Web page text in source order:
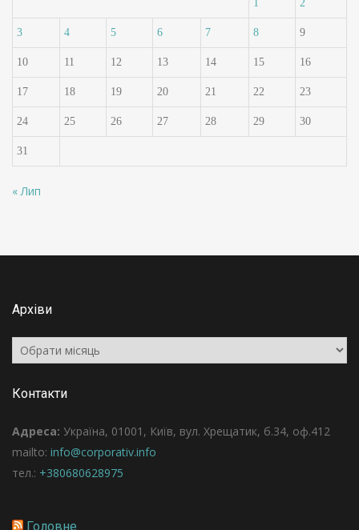
1 2
3 4 5 6 7 8 9
10 11 12 13 14 15 16
17 18 19 20 21 22 23
24 25 26 27 28 29 30
31
« Лип
Архіви
Архіви
Контакти
Адреса: Україна, 01001, Київ, вул. Хрещатик, б.34, оф.412
mailto: info@corporativ.info
тел.: +380680628975
Головне